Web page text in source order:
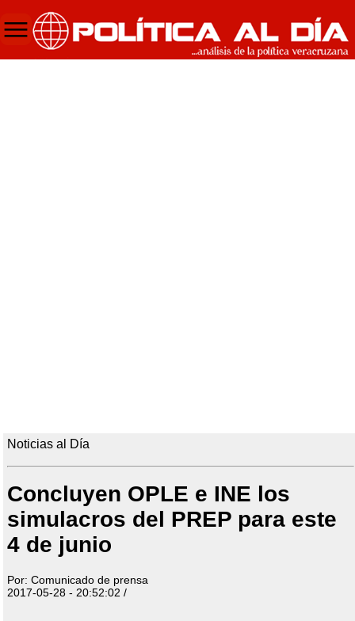
Noticias al Día
Concluyen OPLE e INE los
simulacros del PREP para este
4 de junio
Por: Comunicado de prensa
2017-05-28 - 20:52:02 /